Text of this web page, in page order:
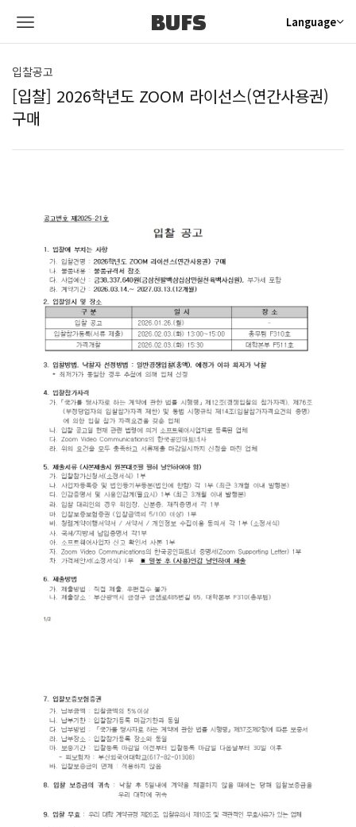
BUFS Language
입찰공고
[입찰] 2026학년도 ZOOM 라이선스(연간사용권)
구매